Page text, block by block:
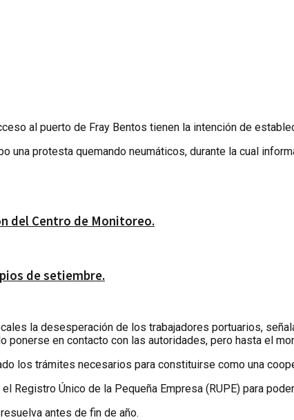
al puerto de Fray Bentos tienen la intención de
una protesta quemando neumáticos, durante la cual
del Centro de Monitoreo.
de setiembre.
la desesperación de los trabajadores portuarios,
ponerse en contacto con las autoridades, pero hasta el
los trámites necesarios para constituirse como una
Registro Único de la Pequeña Empresa (RUPE) para
antes de fin de año.